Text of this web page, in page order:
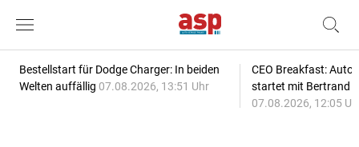
Bestellstart für Dodge Charger: In beiden
Welten auffällig 07.08.2026, 13:51 Uhr
CEO Breakfast:
startet mit Bertrand
07.08.2026, 12:05